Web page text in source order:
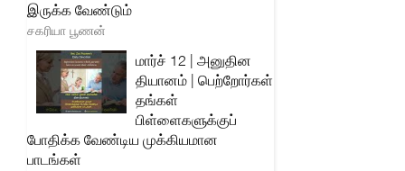
இருக்க வேண்டும்
சகரியா பூணன்
மார்ச் 12 | அனுதின
தியானம் | பெற்றோர்கள்
தங்கள்
பிள்ளைகளுக்குப்
போதிக்க வேண்டிய முக்கியமான
பாடங்கள்